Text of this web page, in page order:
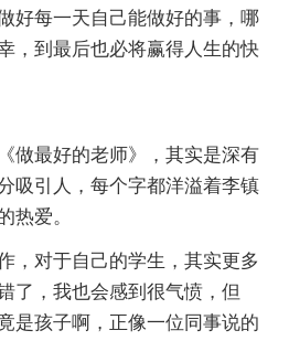
好每一天自己能做好的事，哪
，到最后也必将赢得人生的快
做最好的老师》，其实是深有
吸引人，每个字都洋溢着李镇
热爱。
，对于自己的学生，其实更多
了，我也会感到很气愤，但
是孩子啊，正像一位同事说的